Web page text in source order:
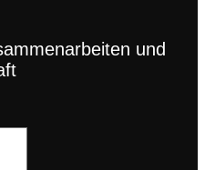
und